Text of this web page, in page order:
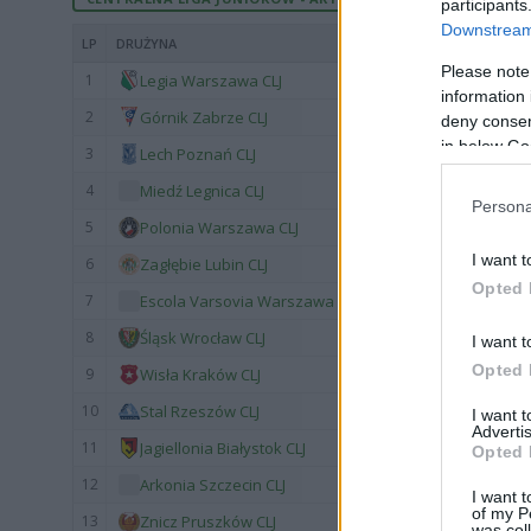
Please
information
deny
in below
I want
Opted
I want
Opted
I want
Opted
I want
of my
LP DRUŻYNA
1 Legia Warszawa CLJ
2 Górnik Zabrze CLJ
3 Lech Poznań CLJ
4 Miedź Legnica CLJ
5 Polonia Warszawa CLJ
6 Zagłębie Lubin CLJ
7 Escola Varsovia Warszawa CLJ
8 Śląsk Wrocław CLJ
9 Wisła Kraków CLJ
10 Stal Rzeszów CLJ
11 Jagiellonia Białystok CLJ
12 Arkonia Szczecin CLJ
13 Znicz Pruszków CLJ